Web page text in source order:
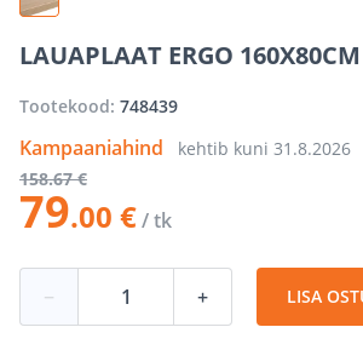
LAUAPLAAT ERGO
Tootekood: 748439
Kampaaniahind kehtib kuni 31.8.2026
158.67 €
79.00 €/ tk
− + LISA